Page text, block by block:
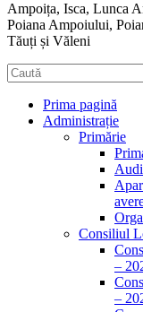
Ampoița, Isca, Lunca
Poiana Ampoiului,
Tăuți și Văleni
Prima pagină
Administrație
Primărie
Consiliul
–
–